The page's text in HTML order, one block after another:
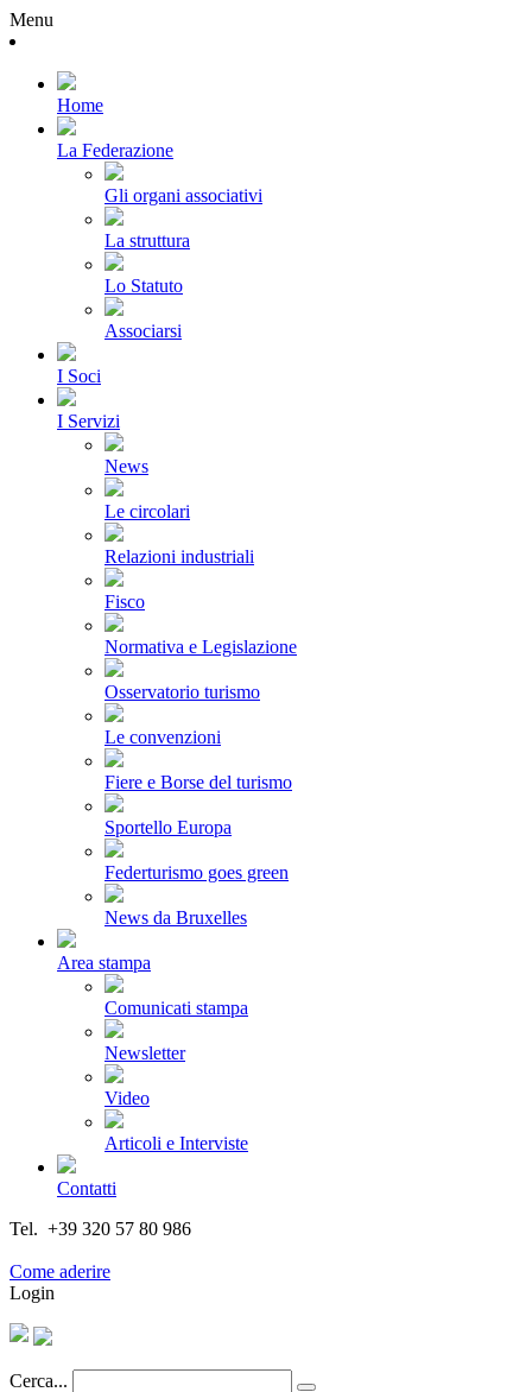
Menu
Home
La Federazione
Gli organi associativi
La struttura
Lo Statuto
Associarsi
I Soci
I Servizi
News
Le circolari
Relazioni industriali
Fisco
Normativa e Legislazione
Osservatorio turismo
Le convenzioni
Fiere e Borse del turismo
Sportello Europa
Federturismo goes green
News da Bruxelles
Area stampa
Comunicati stampa
Newsletter
Video
Articoli e Interviste
Contatti
Tel. +39 320 57 80 986
Come aderire
Login
Cerca...